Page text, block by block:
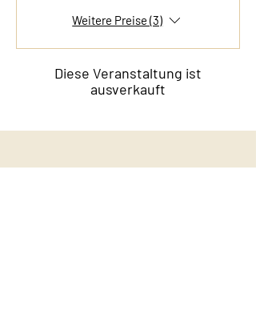
Weitere Preise (3)
Diese Veranstaltung ist
ausverkauft